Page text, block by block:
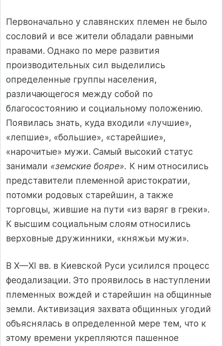
Первоначально у славянских племен не было
сословий и все жители обладали равными
правами. Однако по мере развития
производительных сил выделились
определенные группы населения,
различающегося между собой по
благосостоянию и социальному положению.
Появилась знать, куда входили «лучшие»,
«лепшие», «большие», «старейшие»,
«нарочитые» мужи. Самый высокий статус
занимали «земские бояре». К ним относились
представители племенной аристократии,
потомки родовых старейшин, а также
торговцы, жившие на пути «из варяг в греки».
К высшим социальным слоям относились
верховные дружинники, «княжьи мужи».
В X—XI вв. в Киевской Руси усилился процесс
феодализации. Это проявилось в наступлении
племенных вождей и старейшин на общинные
земли. Активизация захвата общинных угодий
объяснялась в определенной мере тем, что к
этому времени укрепляются пашенное